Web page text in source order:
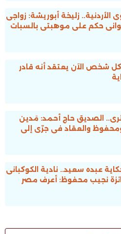
الأردنية.. زليخة أبوريشة: زواجى
حكم على موهبتى بالسبات
كل شخص الآن يعتقد أنه قادر
الصديق حاج أحمد: مَدين
والعقاد فى جرّى إلى
عبده سعيد.. نادية الكوكبانى
نجيب محفوظ: أعرف مصر